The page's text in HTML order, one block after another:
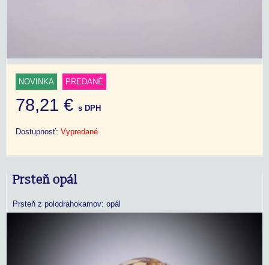
NOVINKA PREDANÉ
78,21 € s DPH
Dostupnosť: Vypredané
Prsteň opál
Prsteň z polodrahokamov: opál